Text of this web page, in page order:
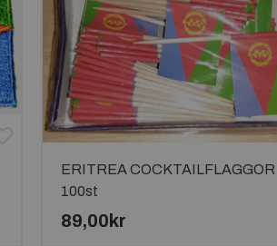
ERITREA COCKTAILFLAGGOR
100st
89,00kr